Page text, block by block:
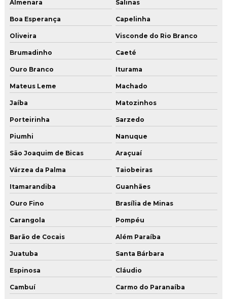
Almenara Salinas
Boa Esperança Capelinha
Oliveira Visconde do Rio Branco
Brumadinho Caeté
Ouro Branco Iturama
Mateus Leme Machado
Jaíba Matozinhos
Porteirinha Sarzedo
Piumhi Nanuque
São Joaquim de Bicas Araçuaí
Várzea da Palma Taiobeiras
Itamarandiba Guanhães
Ouro Fino Brasília de Minas
Carangola Pompéu
Barão de Cocais Além Paraíba
Juatuba Santa Bárbara
Espinosa Cláudio
Cambuí Carmo do Paranaíba